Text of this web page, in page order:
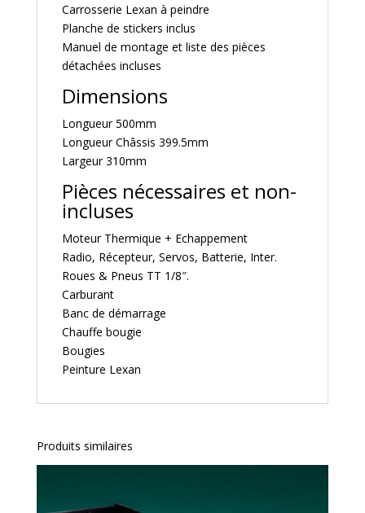
Carrosserie Lexan à peindre
Planche de stickers inclus
Manuel de montage et liste des pièces
détachées incluses
Dimensions
Longueur 500mm
Longueur Châssis 399.5mm
Largeur 310mm
Pièces nécessaires et non-
incluses
Moteur Thermique + Echappement
Radio, Récepteur, Servos, Batterie, Inter.
Roues & Pneus TT 1/8″.
Carburant
Banc de démarrage
Chauffe bougie
Bougies
Peinture Lexan
Produits similaires